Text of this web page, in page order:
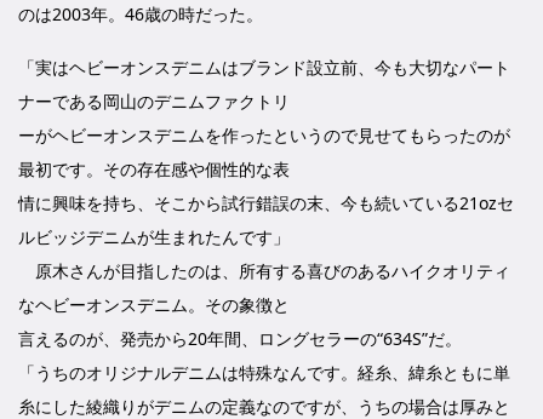
のは2003年。46歳の時だった。
「実はヘビーオンスデニムはブランド設立前、今も大切なパート
ナーである岡山のデニムファクトリ
ーがヘビーオンスデニムを作ったというので見せてもらったのが
最初です。その存在感や個性的な表
情に興味を持ち、そこから試行錯誤の末、今も続いている21ozセ
ルビッジデニムが生まれたんです」
原木さんが目指したのは、所有する喜びのあるハイクオリティ
なヘビーオンスデニム。その象徴と
言えるのが、発売から20年間、ロングセラーの“634S”だ。
「うちのオリジナルデニムは特殊なんです。経糸、緯糸ともに単
糸にした綾織りがデニムの定義なのですが、うちの場合は厚みと